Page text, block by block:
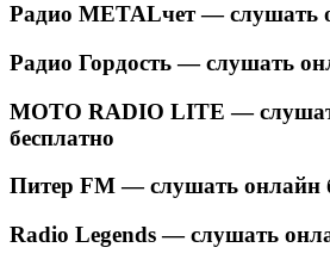
Радио METALчет — слушать
Радио Гордость — слушать
MOTO RADIO LITE —
бесплатно
Питер FM — слушать онлайн
Radio Legends — слушать